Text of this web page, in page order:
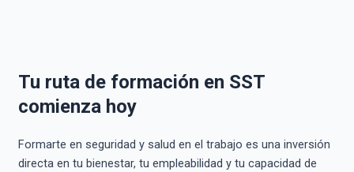
Tu ruta de formación en SST
comienza hoy
Formarte en seguridad y salud en el trabajo es una inversión
directa en tu bienestar, tu empleabilidad y tu capacidad de